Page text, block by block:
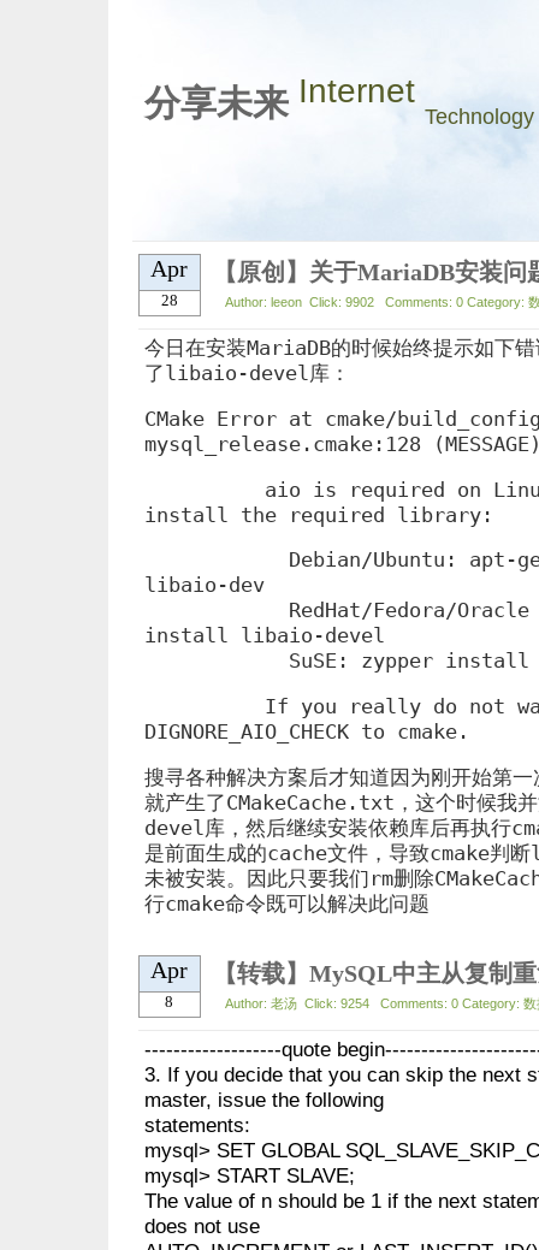
分享未来 Internet
Technology
Apr
28
【原创】关于MariaDB安装问
Author: leeon Click: 9902 Comments: 0 Category:
今日在安装MariaDB的时候始终提示如下
了libaio-devel库：
CMake Error at cmake/build_
mysql_release. cmake:128
aio is required on Linux,
install the required library:
Debian/Ubuntu: apt-
libaio-dev
RedHat/Fedora/Oracle
install libaio-devel
SuSE: zypper install
If you really do not
DIGNORE_AIO_CHECK to cmake.
搜寻各种解决方案后才知道因为刚开始第
就产生了CMakeCache.txt，这个时候
devel库，然后继续安装依赖库后再执行
是前面生成的cache文件，导致cmake
未被安装。因此只要我们rm删除
行cmake命令既可以解决此问题
Apr
8
【转载】MySQL中主从复制
Author: 老汤 Click: 9254 Comments: 0 Category:
-------------------quote
3. If you decide that you can skip the next
master, issue the following
statements:
mysql> SET GLOBAL
mysql> START SLAVE;
The value of n should be 1 if the next
does not use